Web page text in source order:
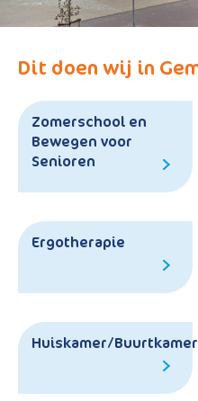
Dit doen wij in
Zomerschool en
Bewegen voor
Senioren
Ergotherapie
Huiskamer/Buurtkamer